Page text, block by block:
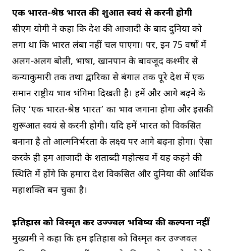
एक भारत-श्रेष्ठ भारत की शुरुआत स्वयं से करनी होगी
सीएम योगी ने कहा कि देश की आजादी के बाद दुनिया को
लगा था कि भारत लंबा नहीं चल पाएगा। पर, इन 75 वर्षों में
अलग-अलग बोली, भाषा, खानपान के बावजूद कश्मीर से
कन्याकुमारी तक तथा द्वारिका से बंगाल तक पूरे देश में एक
समान राष्ट्रीय भाव भंगिमा दिखती है। हमें और आगे बढ़ने के
लिए ‘एक भारत-श्रेष्ठ भारत’ का भाव जगाना होगा और इसकी
शुरूआत स्वयं से करनी होगी। यदि हमें भारत को विकसित
बनाना है तो आत्मनिर्भरता के लक्ष्य पर आगे बढ़ना होगा। ऐसा
करके ही हम आजादी के शताब्दी महोत्सव में यह कहने की
स्थिति में होंगे कि हमारा देश विकसित और दुनिया की आर्थिक
महाशक्ति बन चुका है।
इतिहास को विस्मृत कर उज्ज्वल भविष्य की कल्पना नहीं
मुख्यमंत्री ने कहा कि हम इतिहास को विस्मृत कर उज्जवल